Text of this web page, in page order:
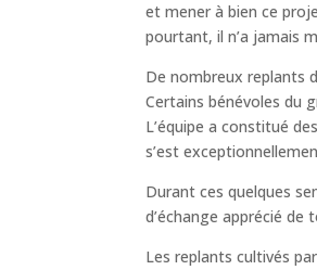
et mener à bien ce
pourtant, il n’a jamais
De nombreux replants
Certains bénévoles du
L’équipe a constitué
s’est
Durant ces quelques
d’échange apprécié
Les replants cultivés